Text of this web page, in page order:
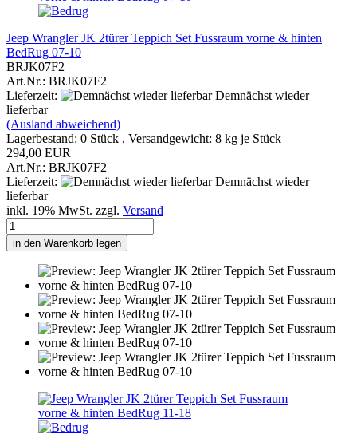
Jeep Wrangler JK 2türer Teppich Set Fussraum vorne & hinten
BedRug 07-10
BRJK07F2
Art.Nr.: BRJK07F2
Lieferzeit:
Demnächst wieder
lieferbar
(Ausland abweichend)
Lagerbestand: 0 Stück , Versandgewicht: 8 kg je Stück
294,00 EUR
Art.Nr.: BRJK07F2
Lieferzeit:
Demnächst wieder
lieferbar
inkl. 19% MwSt. zzgl. Versand
in den Warenkorb legen